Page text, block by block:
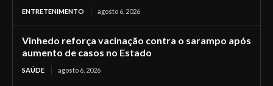
ENTRETENIMENTO agosto 6, 2026
Vinhedo reforça vacinação contra o sarampo após
aumento de casos no Estado
SAÚDE agosto 6, 2026